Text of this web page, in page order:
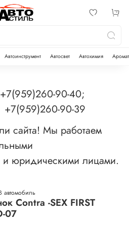
Автоинструмент Автосвет Автохимия
90-40;
90-39
сайта! Мы работаем
и юридическими лицами.
автомобиль
Contra -SEX FIRST
07